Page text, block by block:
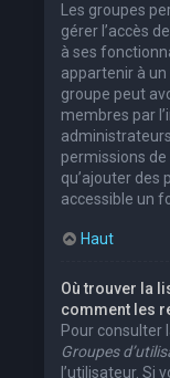
Les groupes
gérer l’accès
à ses
appartenir à
groupe peut
membres par
permissions
qu’ajouter des
accessible un
Haut
Où trouver la
comment les
Pour consulter
Groupes
l’utilisateur. Si